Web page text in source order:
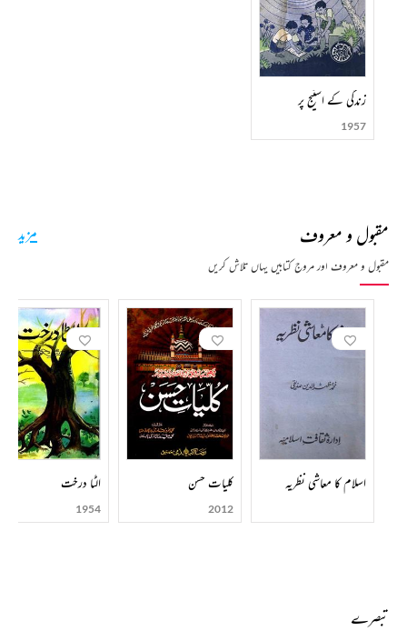
زندگی کے اسٹیج پر
1957
مقبول و معروف
مقبول و معروف اور مروج کتابیں یہاں تلاش کریں
مزید
اسلام کا معاشی نظریہ کلیات حسن
2012
الٹا درخت
1954
تبصرے